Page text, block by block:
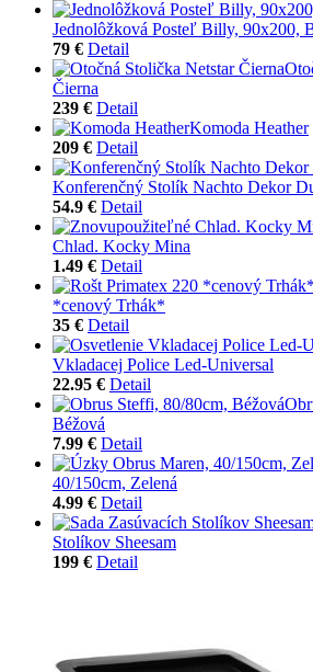
Jednolôžková Posteľ Billy, 90x200,
79 € Detail
Čierna
239 € Detail
Komoda Heather
209 € Detail
Konferenčný Stolík Nachto Dekor
54.9 € Detail
Chlad. Kocky Mina
1.49 € Detail
*cenový Trhák*
35 € Detail
Vkladacej Police Led-Universal
22.95 € Detail
Béžová
7.99 € Detail
40/150cm, Zelená
4.99 € Detail
Stolíkov Sheesam
199 € Detail